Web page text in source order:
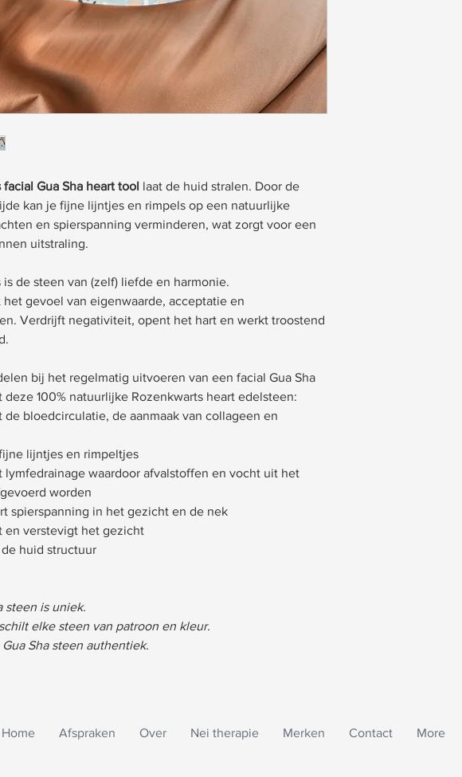
facial Gua Sha heart tool laat de huid stralen. Door de
kan je fijne lijntjes en rimpels op een natuurlijke
en spierspanning verminderen, wat zorgt voor een
uitstraling.
is de steen van (zelf) liefde en harmonie.
het gevoel van eigenwaarde, acceptatie en
Verdrijft negativiteit, opent het hart en werkt troostend
bij het regelmatig uitvoeren van een facial Gua Sha
deze 100% natuurlijke Rozenkwarts heart edelsteen:
de bloedcirculatie, de aanmaak van collageen en
lijntjes en rimpeltjes
lymfedrainage waardoor afvalstoffen en vocht uit het
worden
spierspanning in het gezicht en de nek
en verstevigt het gezicht
huid structuur
steen is uniek.
elke steen van patroon en kleur.
Sha steen authentiek.
Home Afspraken Over Nei therapie Merken Contact More